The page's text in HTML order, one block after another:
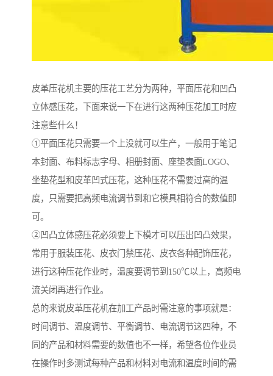
皮革压花机主要的压花工艺分为两种，平面压花和凹凸
立体感压花，下面来说一下在进行这两种压花加工时应
注意些什么！
①平面压花只需要一个上没就可以生产，一般用于笔记
本封面、布料标志字母、相册封面、座垫表面LOGO、
坐垫花型和皮革凹式压花，这种压花不需要过高的温
度，只需要把高频电流调节到和它模具相符合的数值即
可。
②凹凸立体感压花必须要上下模才可以压出凹凸效果，
常用于服装压花、皮衣门禁压花、皮衣各种配饰压花，
进行这种压花作业时，温度要调节到150℃以上，高频电
流关闭再进行作业。
总的来说皮革压花机在加工产品时需注意的事项就是：
时间调节、温度调节、平衡调节、电流调节这四种，不
同的产品和材料需要的数值也不一样，希望各位作业员
在操作时多测试每种产品和材料对电流和温度时间的需